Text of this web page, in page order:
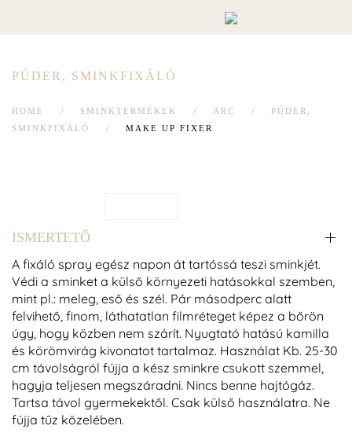
PÚDER, SMINKFIXÁLÓ
HOME SMINKTERMÉKEK ARC
PÚDER,
SMINKFIXÁLÓ
MAKE UP FIXER
ISMERTETŐ
A fixáló spray egész napon át tartóssá teszi sminkjét.
Védi a sminket a külső környezeti hatásokkal szemben,
mint pl.: meleg, eső és szél. Pár másodperc alatt
felvihető, finom, láthatatlan filmréteget képez a bőrön
úgy, hogy közben nem szárít. Nyugtató hatású kamilla
és körömvirág kivonatot tartalmaz. Használat Kb. 25-30
cm távolságról fújja a kész sminkre csukott szemmel,
hagyja teljesen megszáradni. Nincs benne hajtógáz.
Tartsa távol gyermekektől. Csak külső használatra. Ne
fújja tűz közelében.